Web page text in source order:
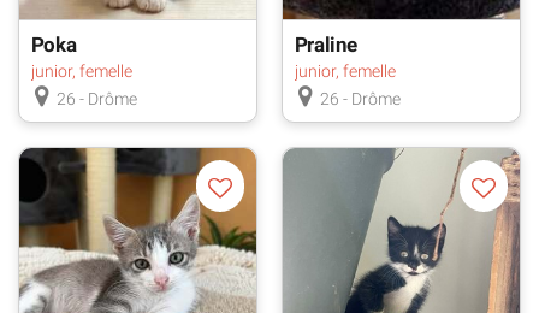
Poka
junior, femelle
26 - Drôme
Praline
junior, femelle
26 - Drôme